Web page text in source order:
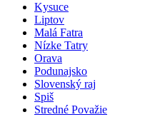
Kysuce
Liptov
Malá Fatra
Nízke Tatry
Orava
Podunajsko
Slovenský raj
Spiš
Stredné Považie